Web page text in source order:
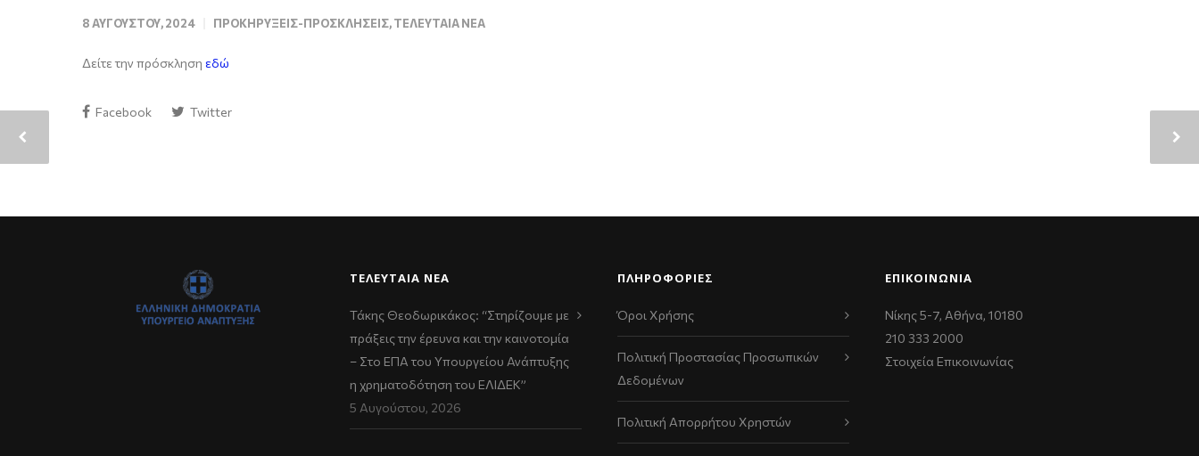
8 ΑΥΓΟΎΣΤΟΥ, 2024 ΠΡΟΚΗΡΎΞΕΙΣ-ΠΡΟΣΚΛΉΣΕΙΣ,ΤΕΛΕΥΤΑΊΑ ΝΈΑ
Δείτε την πρόσκληση εδώ
Facebook Twitter
ΤΕΛΕΥΤΑΊΑ ΝΈΑ
Τάκης Θεοδωρικάκος: “Στηρίζουμε με
πράξεις την έρευνα και την καινοτομία
– Στο ΕΠΑ του Υπουργείου Ανάπτυξης
η χρηματοδότηση του ΕΛΙΔΕΚ”
5 Αυγούστου, 2026
ΠΛΗΡΟΦΟΡΙΕΣ
Όροι Χρήσης
Πολιτική Προστασίας Προσωπικών
Δεδομένων
Πολιτική Απορρήτου Χρηστών
ΕΠΙΚΟΙΝΩΝΊΑ
Νίκης 5-7, Αθήνα, 10180
210 333 2000
Στοιχεία Επικοινωνίας